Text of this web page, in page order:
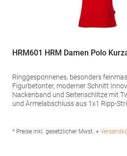
HRM601 HRM Damen Polo
Ringgesponnenes, besonders
Figurbetonter, moderner Schnitt Innovative Kragenlösung
Nackenband und Seitenschlitze mit Twill-
und Ärmelabschluss aus 1x1 Ripp-Strick 3-Knopfleiste mit
waschbarTrockner
* Preise inkl. gesetzlicher Mwst. +